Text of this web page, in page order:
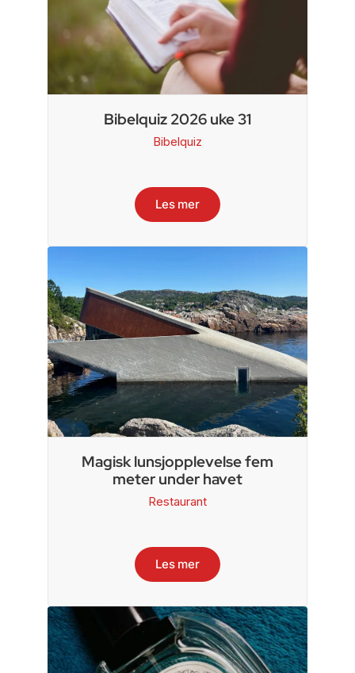
Bibelquiz 2026 uke 31
Bibelquiz
Les mer
Magisk lunsjopplevelse fem
meter under havet
Restaurant
Les mer